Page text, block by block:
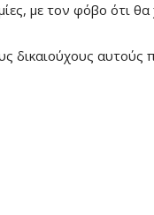
με τον φόβο ότι
δικαιούχους